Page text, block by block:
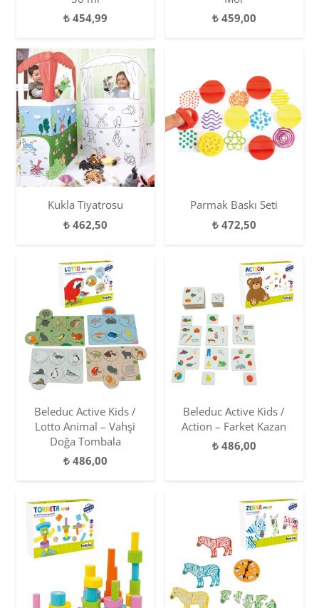
₺454,99
₺459,00
Kukla Tiyatrosu
₺462,50
Parmak Baskı Seti
₺472,50
Beleduc Active Kids /
Lotto Animal – Vahşi
Doğa Tombala
₺486,00
Beleduc Active Kids /
Action – Farket Kazan
₺486,00